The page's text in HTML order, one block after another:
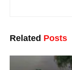
Related Posts